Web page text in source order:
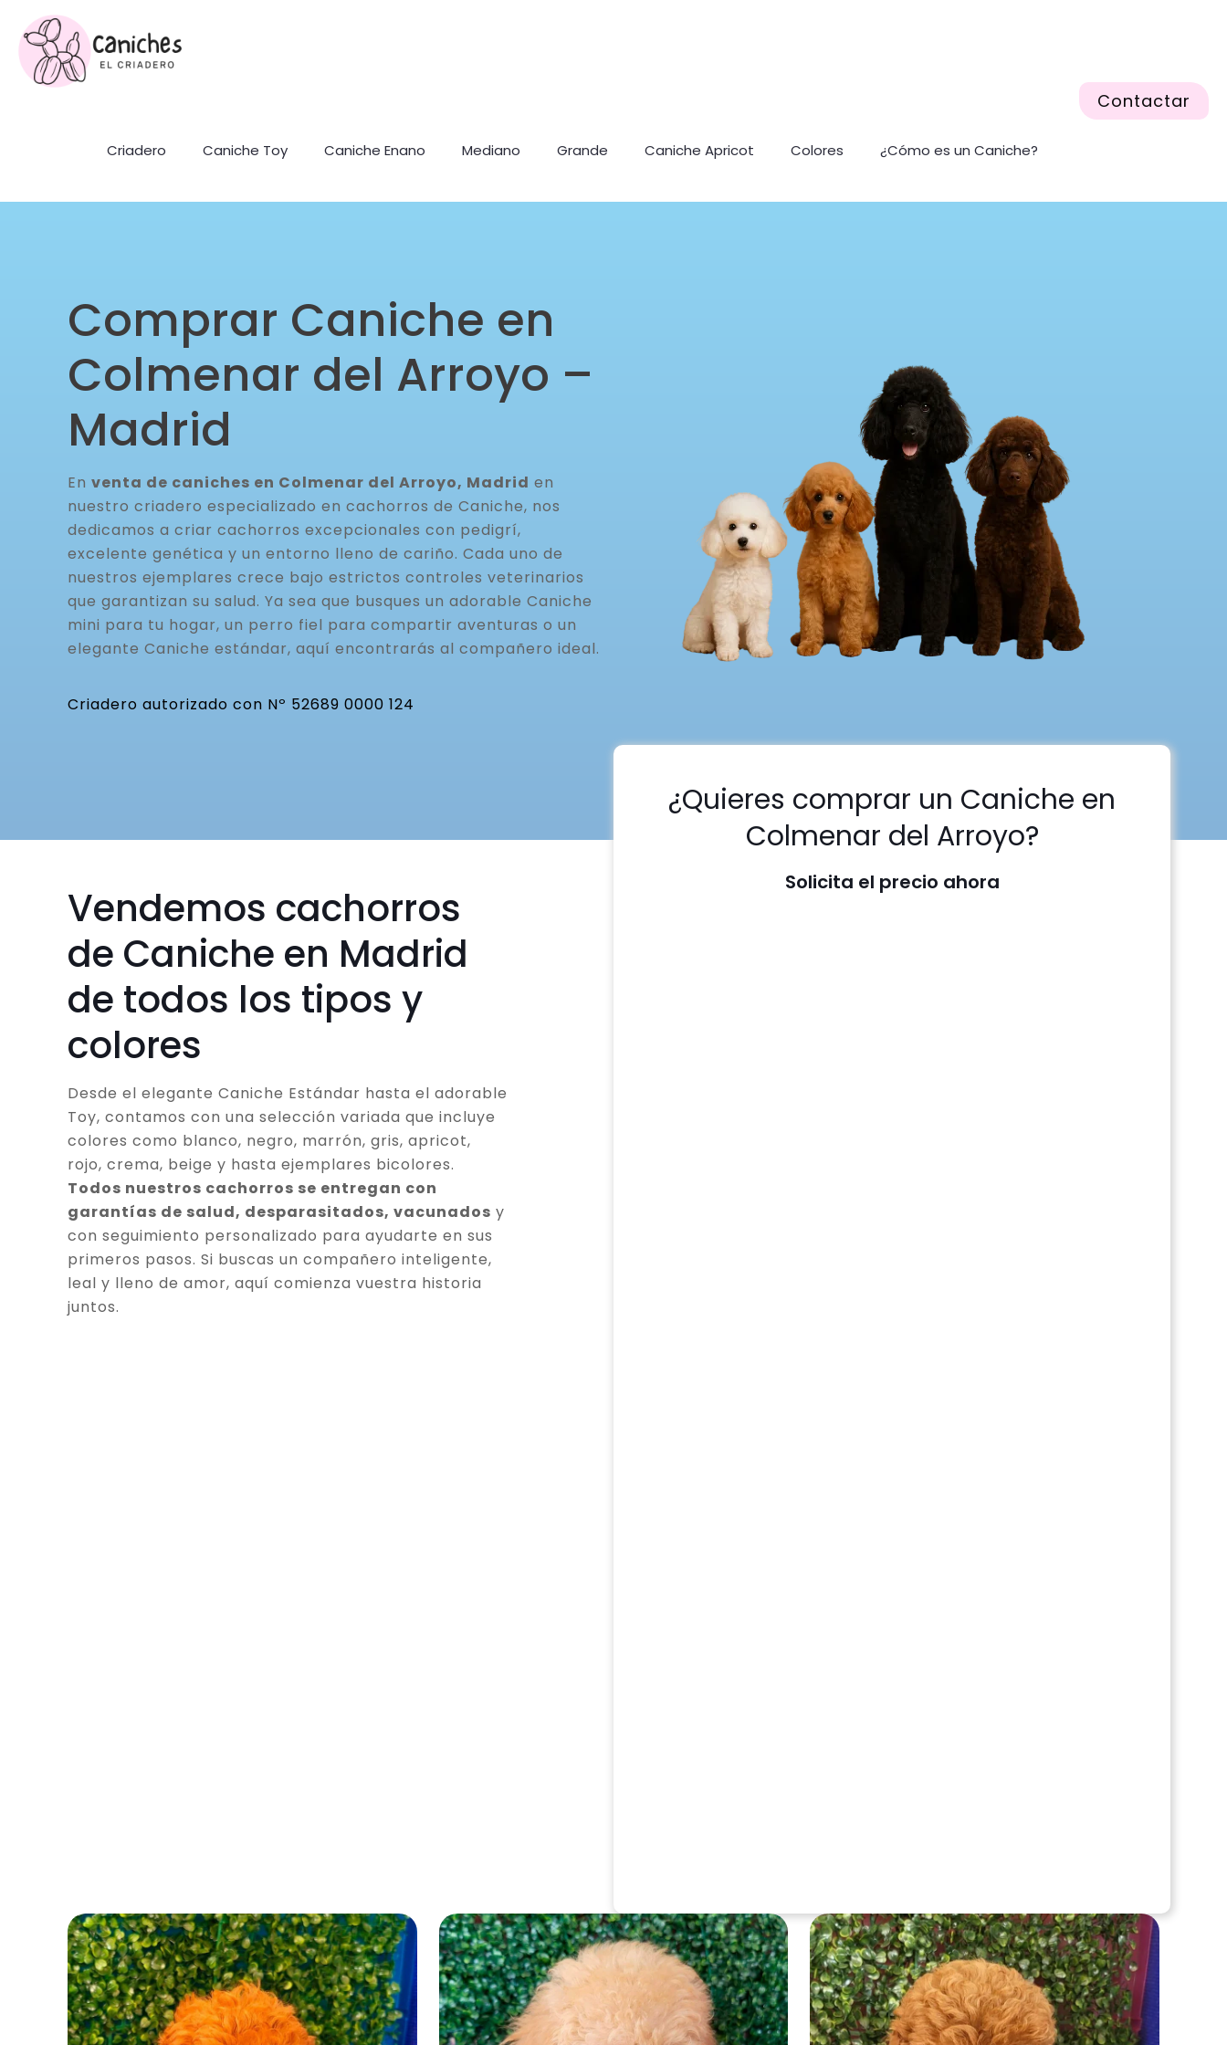
Criadero Caniche Toy Caniche Enano Mediano Grande Caniche Apricot Colores ¿Cómo es un Caniche?
Contactar
Comprar Caniche en
Colmenar del Arroyo –
Madrid
En venta de caniches en Colmenar del Arroyo, Madrid en
nuestro criadero especializado en cachorros de Caniche, nos
dedicamos a criar cachorros excepcionales con pedigrí,
excelente genética y un entorno lleno de cariño. Cada uno de
nuestros ejemplares crece bajo estrictos controles veterinarios
que garantizan su salud. Ya sea que busques un adorable Caniche
mini para tu hogar, un perro fiel para compartir aventuras o un
elegante Caniche estándar, aquí encontrarás al compañero ideal.
Criadero autorizado con Nº 52689 0000 124
Vendemos cachorros
de Caniche en Madrid
de todos los tipos y
colores
Desde el elegante Caniche Estándar hasta el adorable
Toy, contamos con una selección variada que incluye
colores como blanco, negro, marrón, gris, apricot,
rojo, crema, beige y hasta ejemplares bicolores.
Todos nuestros cachorros se entregan con
garantías de salud, desparasitados, vacunados y
con seguimiento personalizado para ayudarte en sus
primeros pasos. Si buscas un compañero inteligente,
leal y lleno de amor, aquí comienza vuestra historia
juntos.
¿Quieres comprar un Caniche en
Colmenar del Arroyo?
Solicita el precio ahora